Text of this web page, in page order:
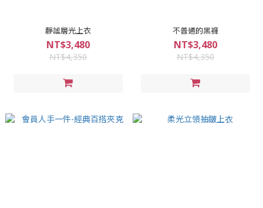
靜謐層光上衣
NT$3,480
NT$4,350
不普通的黑褲
NT$3,480
NT$4,350